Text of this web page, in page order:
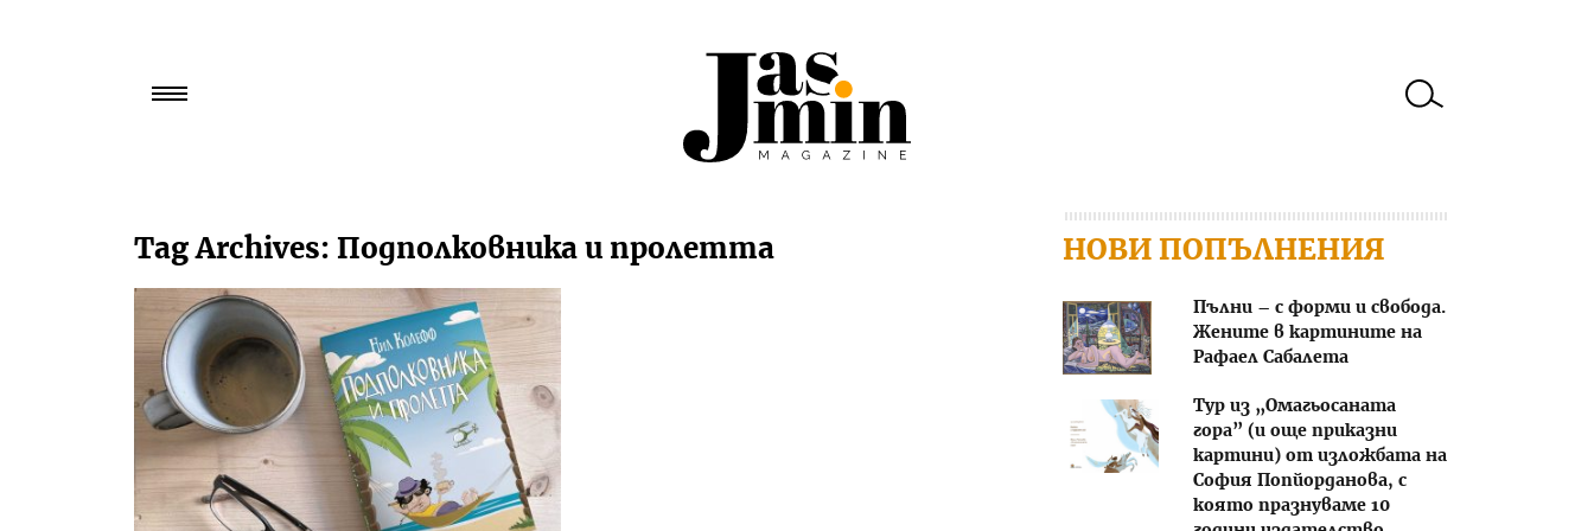
за:
Tag Archives: Подполковника и пролетта НОВИ ПОПЪЛНЕНИЯ
Пълни – с форми и свобода.
Жените в картините на
Рафаел Сабалета
Тур из „Омагьосаната
гора” (и още приказни
картини) от изложбата на
София Попйорданова, с
която празнуваме 10